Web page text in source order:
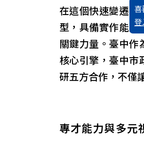
喜
登
在這個快速變遷的
型，具備實作能力
關鍵力量。臺中作
核心引擎，臺中市
研五方合作，不僅
專才能力與多元